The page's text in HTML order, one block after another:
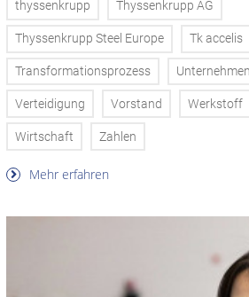
thyssenkrupp Thyssenkrupp AG
Thyssenkrupp Steel Europe Tk accelis
Transformationsprozess Unternehmen
Verteidigung Vorstand Werkstoff
Wirtschaft Zahlen
Mehr erfahren